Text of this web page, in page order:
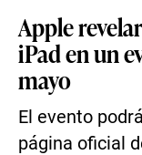
Apple
iPad en un
mayo
El evento
página oficial